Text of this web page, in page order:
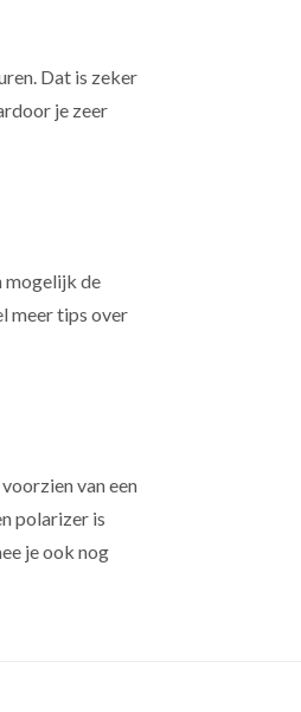
Dat is zeker
je zeer
mogelijk de
meer tips over
van een
polarizer is
je ook nog